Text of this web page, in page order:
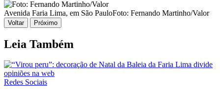
Avenida Faria Lima, em São PauloFoto: Fernando Martinho/Valor
Voltar Próximo
Leia Também
Redes Sociais